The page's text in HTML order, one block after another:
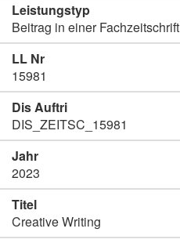
Leistungstyp
Beitrag in einer Fachzeitschrift
LL Nr
15981
Dis Auftri
DIS_ZEITSC_15981
Jahr
2023
Titel
Creative Writing